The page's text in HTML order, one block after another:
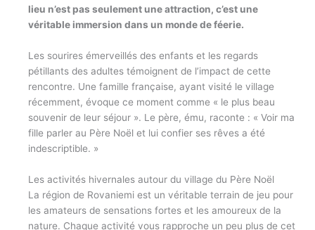
lieu n’est pas seulement une attraction, c’est une
véritable immersion dans un monde de féerie.
Les sourires émerveillés des enfants et les regards
pétillants des adultes témoignent de l’impact de cette
rencontre. Une famille française, ayant visité le village
récemment, évoque ce moment comme « le plus beau
souvenir de leur séjour ». Le père, ému, raconte : « Voir ma
fille parler au Père Noël et lui confier ses rêves a été
indescriptible. »
Les activités hivernales autour du village du Père Noël
La région de Rovaniemi est un véritable terrain de jeu pour
les amateurs de sensations fortes et les amoureux de la
nature. Chaque activité vous rapproche un peu plus de cet